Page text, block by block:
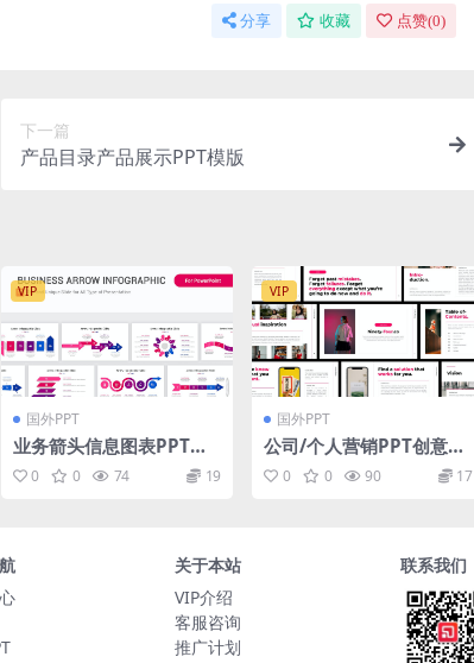
分享 收藏 点赞(0)
下一篇
产品目录产品展示PPT模版
VIP
国外PPT
业务箭头信息图表PPT幻
灯片模板素材 Business
Arrow Infographic Po
0 0 74 19
VIP
国外PPT
公司/个人营销PPT创意模
板 Ninety-Four PowerP
oint Template
0 0 90 17
关于本站
VIP介绍
客服咨询
推广计划
联系我们